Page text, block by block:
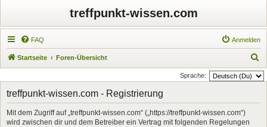
treffpunkt-wissen.com
FAQ Anmelden
Startseite Foren-Übersicht
u
Sprache:
treffpunkt-wissen.com - Registrierung
Mit dem Zugriff auf „treffpunkt-wissen.com“ („https://treffpunkt-wissen.com“)
wird zwischen dir und dem Betreiber ein Vertrag mit folgenden Regelungen